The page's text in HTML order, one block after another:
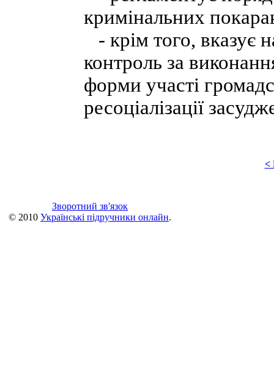
кримінальних
- крім того, вказує
контроль за
форми участі
ресоціалізації
<
Зворотний зв'язок
© 2010 Українські підручники онлайн.